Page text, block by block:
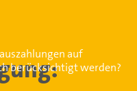
auf
berücksichtigt werden?